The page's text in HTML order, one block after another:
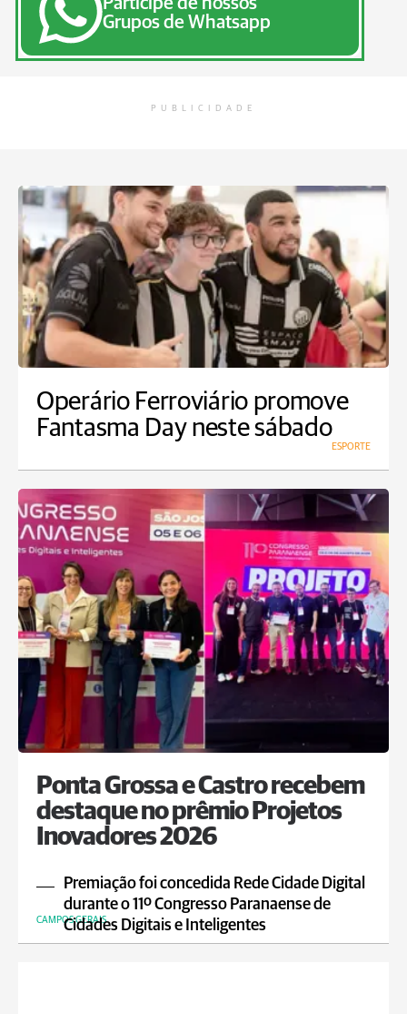
Grupos de Whatsapp
PUBLICIDADE
Operário Ferroviário promove
Fantasma Day neste sábado
ESPORTE
Ponta Grossa e Castro recebem
destaque no prêmio Projetos
Inovadores 2026
Premiação foi concedida Rede Cidade Digital
durante o 11º Congresso Paranaense de
Cidades Digitais e Inteligentes
CAMPOS GERAIS